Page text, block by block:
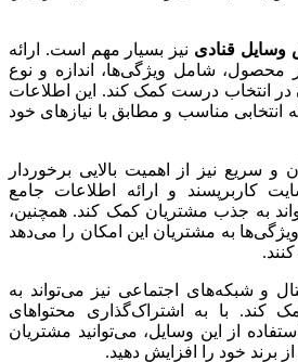
قنادی نیز بسیار مهم است. ارائه
محصول، شامل ویژگی‌ها، اندازه و نوع
در انتخاب درست کمک کند. این اطلاعات
انتخابی مناسب و مطابق با نیازهای خود
و سریع نیز از اهمیت بالایی برخوردار
کاربرپسند و ارائه اطلاعات جامع
به جذب مشتریان کمک کند. همچنین،
به مشتریان این امکان را می‌دهد
و شبکه‌های اجتماعی نیز می‌تواند به
کند. با به اشتراک‌گذاری محتواهای
از این وسایل، می‌توانید مشتریان
برند خود را افزایش دهید.